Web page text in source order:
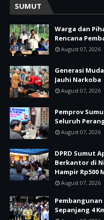
SUMUT
Warga dan
Rencana
August 07, 2026
Generasi
Jauhi Narkoba
August 07, 2026
Pemprov
Seluruh
August 07, 2026
DPRD Sumut
Berkantor di
Hampir Rp500
August 07, 2026
Sepanjang 4